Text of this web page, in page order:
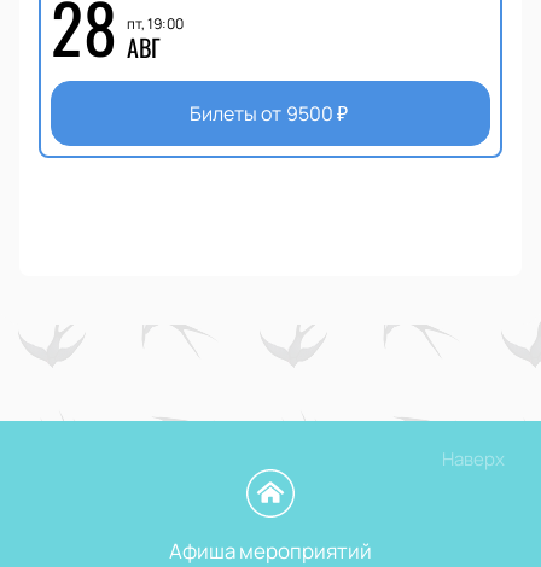
28 пт, 19:00
АВГ
Билеты от 9500₽
Наверх
Афиша мероприятий